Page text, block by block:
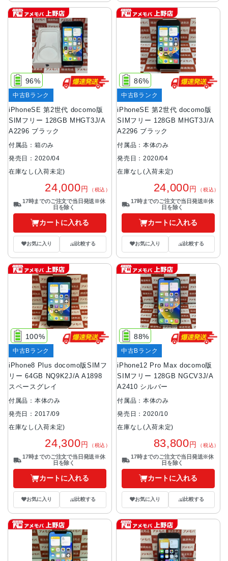
iPhoneSE 第2世代 docomo版
SIMフリー 128GB MHGT3J/A
A2296 ブラック
96%
中古Bランク
付属品：箱のみ
発売日：2020/04
在庫なし(入荷未定)
24,000円 （税込）
17時までのご注文で当日発送※休
日を除く
カートに入れる
お気に入り 比較する
iPhoneSE 第2世代 docomo版
SIMフリー 128GB MHGT3J/A
A2296 ブラック
86%
中古Bランク
付属品：本体のみ
発売日：2020/04
在庫なし(入荷未定)
24,000円 （税込）
17時までのご注文で当日発送※休
日を除く
カートに入れる
お気に入り 比較する
iPhone8 Plus docomo版SIMフ
リー 64GB NQ9K2J/A A1898
スペースグレイ
100%
中古Bランク
付属品：本体のみ
発売日：2017/09
在庫なし(入荷未定)
24,300円 （税込）
17時までのご注文で当日発送※休
日を除く
カートに入れる
お気に入り 比較する
iPhone12 Pro Max docomo版
SIMフリー 128GB NGCV3J/A
A2410 シルバー
88%
中古Bランク
付属品：本体のみ
発売日：2020/10
在庫なし(入荷未定)
83,800円 （税込）
17時までのご注文で当日発送※休
日を除く
カートに入れる
お気に入り 比較する